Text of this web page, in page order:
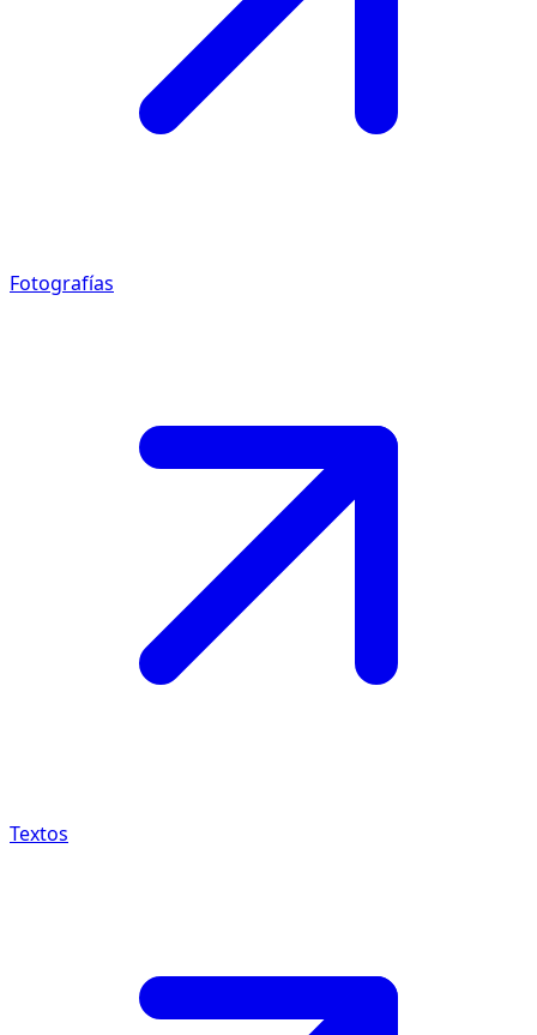
Fotografías
Textos